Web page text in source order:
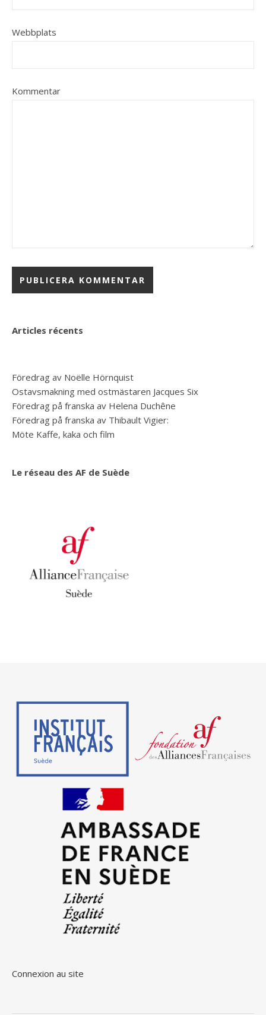
Webbplats
Kommentar
Articles récents
Föredrag av Noëlle Hörnquist
Ostavsmakning med ostmästaren Jacques Six
Föredrag på franska av Helena Duchêne
Föredrag på franska av Thibault Vigier:
Möte Kaffe, kaka och film
Le réseau des AF de Suède
Connexion au site